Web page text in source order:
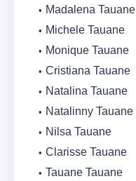
Madalena Tauane
Michele Tauane
Monique Tauane
Cristiana Tauane
Natalina Tauane
Natalinny Tauane
Nilsa Tauane
Clarisse Tauane
Tauane Tauane